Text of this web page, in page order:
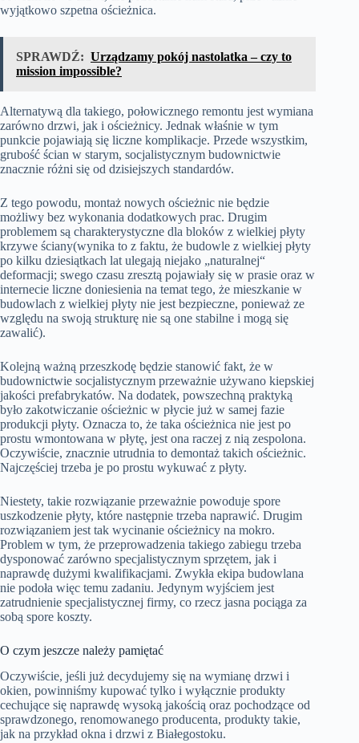
wyjątkowo szpetna ościeżnica.
SPRAWDŹ: Urządzamy pokój nastolatka – czy to
mission impossible?
Alternatywą dla takiego, połowicznego remontu jest wymiana
zarówno drzwi, jak i ościeżnicy. Jednak właśnie w tym
punkcie pojawiają się liczne komplikacje. Przede wszystkim,
grubość ścian w starym, socjalistycznym budownictwie
znacznie różni się od dzisiejszych standardów.
Z tego powodu, montaż nowych ościeżnic nie będzie
możliwy bez wykonania dodatkowych prac. Drugim
problemem są charakterystyczne dla bloków z wielkiej płyty
krzywe ściany(wynika to z faktu, że budowle z wielkiej płyty
po kilku dziesiątkach lat ulegają niejako „naturalnej“
deformacji; swego czasu zresztą pojawiały się w prasie oraz w
internecie liczne doniesienia na temat tego, że mieszkanie w
budowlach z wielkiej płyty nie jest bezpieczne, ponieważ ze
względu na swoją strukturę nie są one stabilne i mogą się
zawalić).
Kolejną ważną przeszkodę będzie stanowić fakt, że w
budownictwie socjalistycznym przeważnie używano kiepskiej
jakości prefabrykatów. Na dodatek, powszechną praktyką
było zakotwiczanie ościeżnic w płycie już w samej fazie
produkcji płyty. Oznacza to, że taka ościeżnica nie jest po
prostu wmontowana w płytę, jest ona raczej z nią zespolona.
Oczywiście, znacznie utrudnia to demontaż takich ościeżnic.
Najczęściej trzeba je po prostu wykuwać z płyty.
Niestety, takie rozwiązanie przeważnie powoduje spore
uszkodzenie płyty, które następnie trzeba naprawić. Drugim
rozwiązaniem jest tak wycinanie ościeżnicy na mokro.
Problem w tym, że przeprowadzenia takiego zabiegu trzeba
dysponować zarówno specjalistycznym sprzętem, jak i
naprawdę dużymi kwalifikacjami. Zwykła ekipa budowlana
nie podoła więc temu zadaniu. Jedynym wyjściem jest
zatrudnienie specjalistycznej firmy, co rzecz jasna pociąga za
sobą spore koszty.
O czym jeszcze należy pamiętać
Oczywiście, jeśli już decydujemy się na wymianę drzwi i
okien, powinniśmy kupować tylko i wyłącznie produkty
cechujące się naprawdę wysoką jakością oraz pochodzące od
sprawdzonego, renomowanego producenta, produkty takie,
jak na przykład okna i drzwi z Białegostoku.